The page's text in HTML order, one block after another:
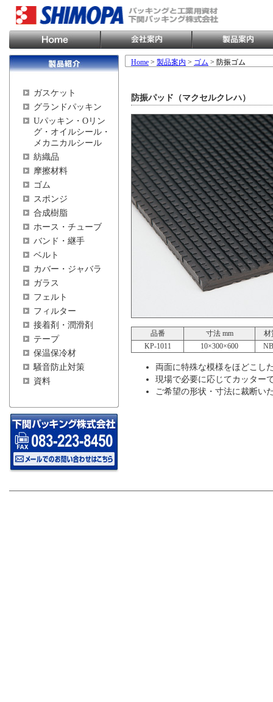
ガスケット
グランドパッキン
Uパッキン・Oリン
グ・オイルシール・
メカニカルシール
紡織品
摩擦材料
ゴム
スポンジ
合成樹脂
ホース・チューブ
バンド・継手
ベルト
カバー・ジャバラ
ガラス
フェルト
フィルター
接着剤・潤滑剤
テープ
保温保冷材
騒音防止対策
資料
Home > 製品案内 > ゴム > 防振ゴム
防振パッド（マクセルクレハ）
品番 寸法 mm
材
KP-1011
10×300×600
両面に特殊な模様をほどこし
現場で必要に応じてカッター
ご希望の形状・寸法に裁断い